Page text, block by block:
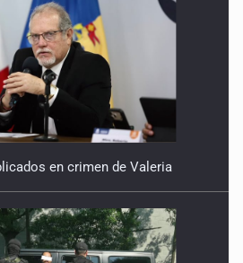
en crimen de Valeria